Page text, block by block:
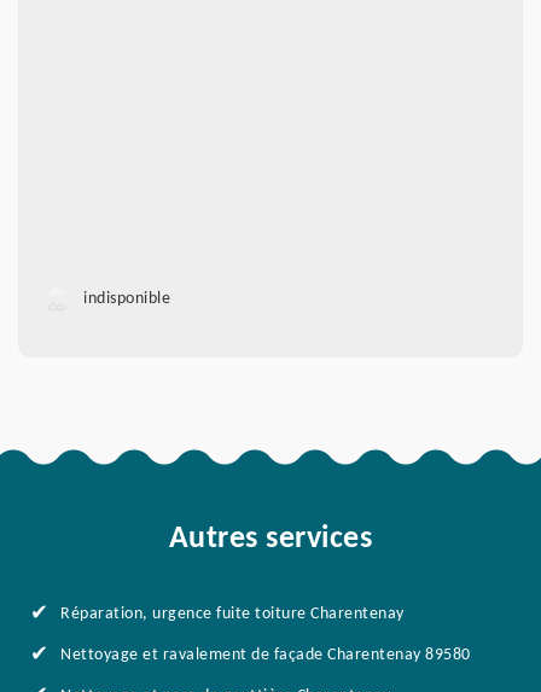
indisponible
Autres services
Réparation, urgence fuite toiture Charentenay
Nettoyage et ravalement de façade Charentenay 89580